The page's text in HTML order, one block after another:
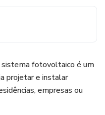
fotovoltaico é um
projetar e instalar
empresas ou